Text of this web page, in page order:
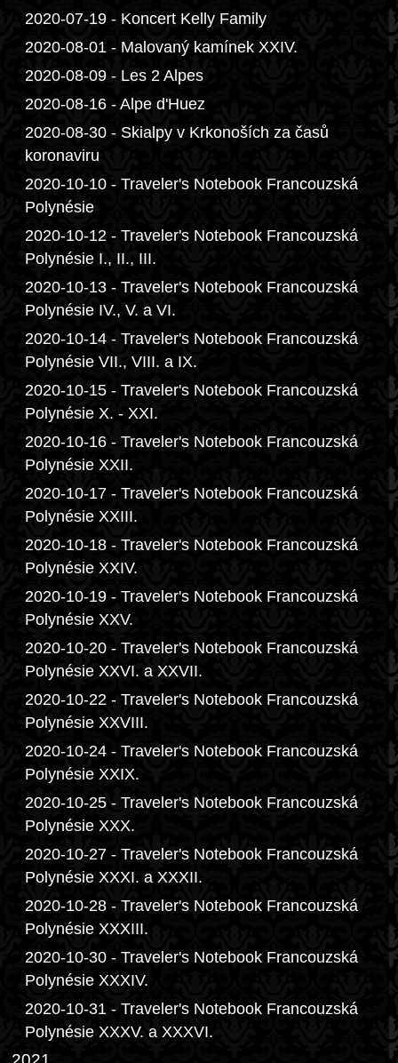
2020-07-19 - Koncert Kelly Family
2020-08-01 - Malovaný kamínek XXIV.
2020-08-09 - Les 2 Alpes
2020-08-16 - Alpe d'Huez
2020-08-30 - Skialpy v Krkonoších za časů
koronaviru
2020-10-10 - Traveler's Notebook Francouzská
Polynésie
2020-10-12 - Traveler's Notebook Francouzská
Polynésie I., II., III.
2020-10-13 - Traveler's Notebook Francouzská
Polynésie IV., V. a VI.
2020-10-14 - Traveler's Notebook Francouzská
Polynésie VII., VIII. a IX.
2020-10-15 - Traveler's Notebook Francouzská
Polynésie X. - XXI.
2020-10-16 - Traveler's Notebook Francouzská
Polynésie XXII.
2020-10-17 - Traveler's Notebook Francouzská
Polynésie XXIII.
2020-10-18 - Traveler's Notebook Francouzská
Polynésie XXIV.
2020-10-19 - Traveler's Notebook Francouzská
Polynésie XXV.
2020-10-20 - Traveler's Notebook Francouzská
Polynésie XXVI. a XXVII.
2020-10-22 - Traveler's Notebook Francouzská
Polynésie XXVIII.
2020-10-24 - Traveler's Notebook Francouzská
Polynésie XXIX.
2020-10-25 - Traveler's Notebook Francouzská
Polynésie XXX.
2020-10-27 - Traveler's Notebook Francouzská
Polynésie XXXI. a XXXII.
2020-10-28 - Traveler's Notebook Francouzská
Polynésie XXXIII.
2020-10-30 - Traveler's Notebook Francouzská
Polynésie XXXIV.
2020-10-31 - Traveler's Notebook Francouzská
Polynésie XXXV. a XXXVI.